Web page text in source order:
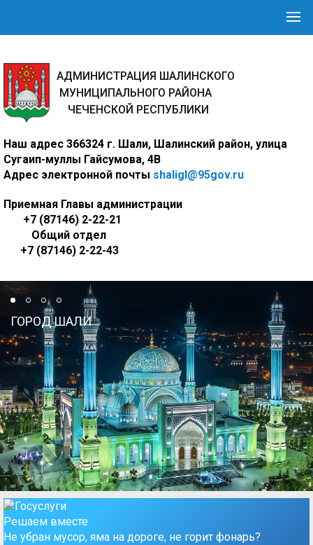
АДМИНИСТРАЦИЯ ШАЛИНСКОГО
МУНИЦИПАЛЬНОГО РАЙОНА
ЧЕЧЕНСКОЙ РЕСПУБЛИКИ
Наш адрес 366324 г. Шали, Шалинский район, улица
Сугаип-муллы Гайсумова, 4В
Адрес электронной почты shaligl@95gov.ru
Приемная Главы администрации
+7 (87146) 2-22-21
Общий отдел
+7 (87146) 2-22-43
Старое село "Шира к1отар"
Решаем вместе
Не убран мусор, яма на дороге, не горит фонарь?